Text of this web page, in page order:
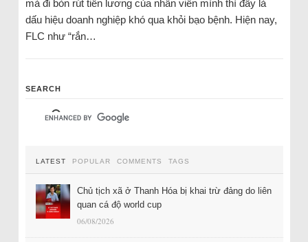
mà đi bòn rút tiền lương của nhân viên mình thì đấy là
dấu hiệu doanh nghiệp khó qua khỏi bạo bệnh. Hiện nay,
FLC như “rắn…
SEARCH
LATEST POPULAR COMMENTS TAGS
Chủ tịch xã ở Thanh Hóa bị khai trừ đảng do liên
quan cá độ world cup
06/08/2026